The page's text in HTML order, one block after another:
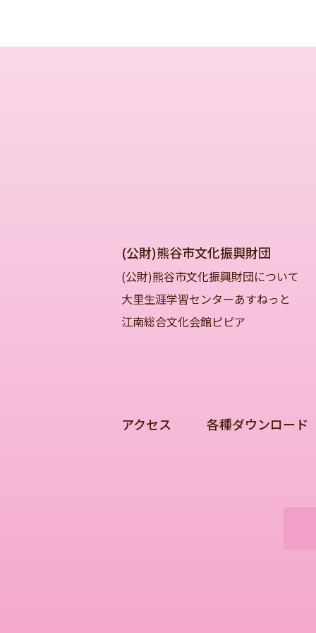
(公財)熊谷市文化振興財団
(公財)熊谷市文化振興財団について
大里生涯学習センターあすねっと
江南総合文化会館ピピア
アクセス 各種ダウンロード